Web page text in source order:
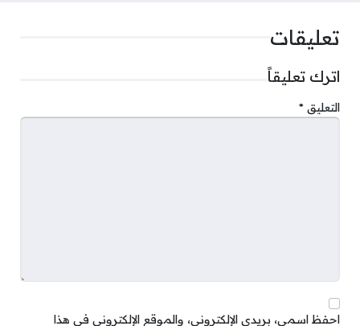
تعليقات
اترك تعليقاً
التعليق *
احفظ اسمي، بريدي الإلكتروني، والموقع الإلكتروني في هذا